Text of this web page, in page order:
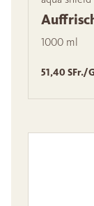
1000 ml
51,40 SFr./